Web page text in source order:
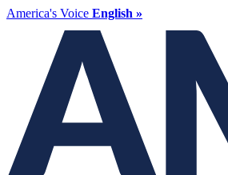
America's Voice English »